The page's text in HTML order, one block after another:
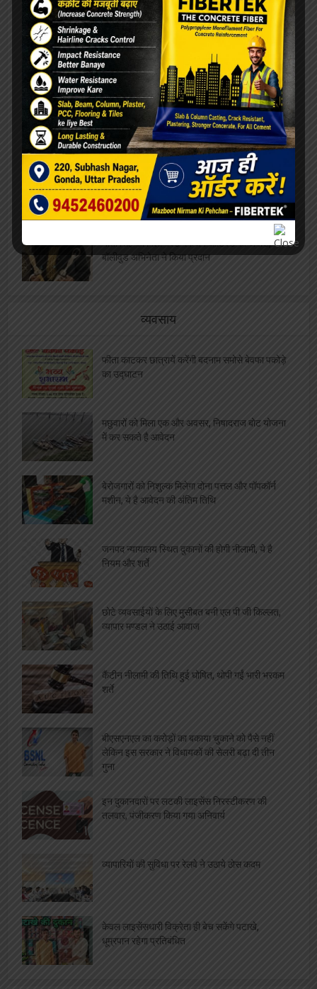
का रास्ता, झेँप मिटाने के लिए ड्रिंक पीते आये नज़र,
वीडियो वायरल
बॉलीवुड में धूम मचाएगी लखनऊ की ये बेटी, “संदेह” से
कर रही पदार्पण
डा0 धर्मेंद्र एन सिंह मिस्टर पूर्वांचल तो डॉ संध्या सिंह
चुनी गईं मिसेज़ गोण्डा
“आदिपुरुष” संस्कृति पर प्रहार, ब्रह्म राष्ट्रम एकम् ने
किया विरोध, बहिष्कार का आह्वान
नीता सिंह को मिला बेस्ट मेकअप आर्टिस्ट का अवार्ड,
बॉलीवुड अभिनेता ने किया प्रदान
व्यवसाय
फीता काटकर छात्रायें करेंगी बदनाम समोसे बेवफा पकोड़े
का उद्घाटन
मछुवारों को मिला एक और अवसर, निषादराज बोट योजना
में कर सकते है आवेदन
बेरोजगारों को निशुल्क मिलेगा दोना पत्तल और पॉपकॉर्न
मशीन, ये है आवेदन की अंतिम तिथि
जनपद न्यायालय स्थित दुकानों की होगी नीलामी, ये है
नियम और शर्ते
छोटे व्यवसाईयों के लिए मुसीबत बनी एल पी जी किल्लत,
व्यापार मण्डल ने उठाई आवाज
कैंटीन नीलामी की तिथि हुई घोषित, थोपी गईं भारी भरकम
शर्ते
बीएसएनएल का करोड़ों का बकाया चुकाने को पैसे नहीं
लेकिन इस सरकार ने विधायकों की सेलरी बढ़ा दी तीन
गुना
इन दुकानदारों पर लटकी लाइसेंस निरस्टीकरण की
तलवार, पंजीकरण किया गया अनिवार्य
व्यापारियों की सुविधा पर रेलवे ने उठाये ठोस कदम
केवल लाइसेंसधारी विक्रेता ही बेच सकेंगे पटाखे,
धूम्रपान रहेगा प्रतिबंधित